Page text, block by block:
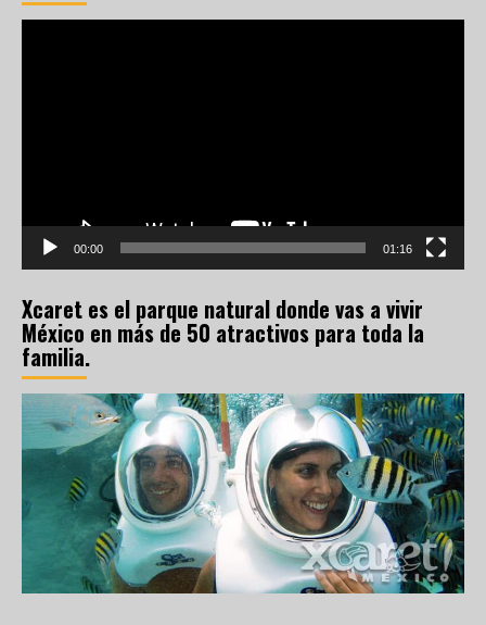
00:00 01:16
Xcaret es el parque natural donde vas a vivir
México en más de 50 atractivos para toda la
familia.